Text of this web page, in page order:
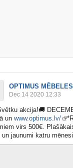
OPTIMUS MĒBELES
Dec 14 2020 12:33
akcija!🚚
un www.optimus.lv/
virs 500€.
un jaunumi katru mēnesi